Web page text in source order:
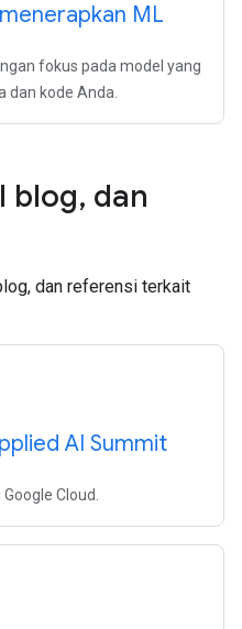
ML
fokus pada model yang
dan kode Anda.
blog, dan
dan referensi terkait
AI Summit
Cloud.